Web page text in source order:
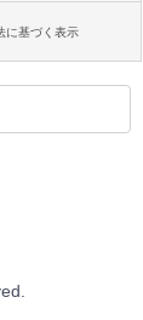
に基づく表示